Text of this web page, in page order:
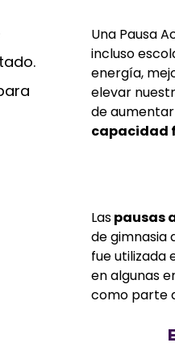
Una Pausa
incluso
energía,
elevar
de
capacidad
Laspausas
de gimnasia
fue utilizada
en algunas
como parte